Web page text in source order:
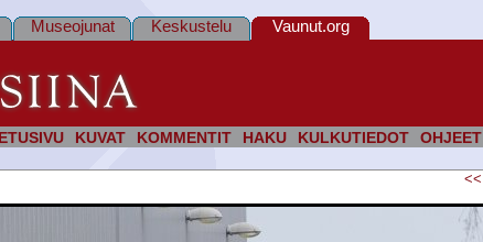
ETUSIVU KUVAT KOMMENTIT HAKU KULKUTIEDOT OHJEET
Museojunat Keskustelu Vaunut.org
<<